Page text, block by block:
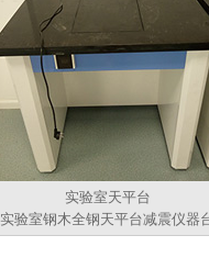
实验室天平台
实验室钢木全钢天平台减震仪器